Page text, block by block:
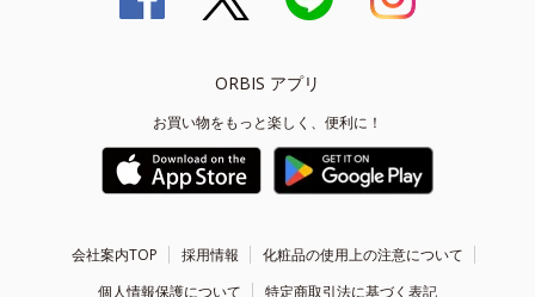
ORBIS アプリ
お買い物をもっと楽しく、便利に！
会社案内TOP 採用情報
化粧品の使用上の注意について
個人情報保護について
特定商取引法に基づく表記